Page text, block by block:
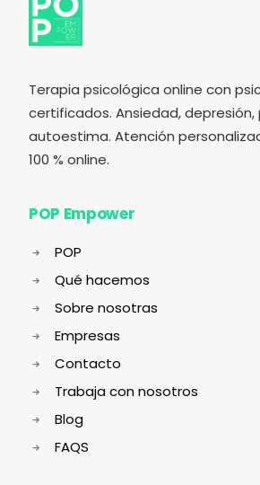
Terapia psicológica online con
certificados. Ansiedad, depresión,
autoestima. Atención
100 % online.
POP Empower
POP
Qué hacemos
Sobre nosotras
Empresas
Contacto
Trabaja con nosotros
Blog
FAQS